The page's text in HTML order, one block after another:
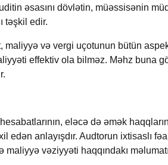
əsasını dövlətin, müəssisənin
təşkil edir.
və vergi uçotunun bütün
effektiv ola bilməz. Məhz buna
eləcə də əmək
edən anlayışdır. Audtorun ixtisaslı
vəziyyəti haqqındakı